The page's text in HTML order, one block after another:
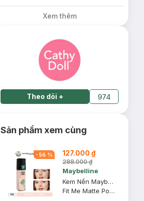
Xem thêm
Theo dõi + 974
Sản phẩm xem cùng
-56 % 127.000 ₫
288.000 ₫
Maybelline
Kem Nền Maybelline Mịn Nhẹ Kiềm Dầu Chống Nắng #112 30ml
Fit Me Matte Poreless Foundation SPF 22 PA+++ #112 Natural Ivory